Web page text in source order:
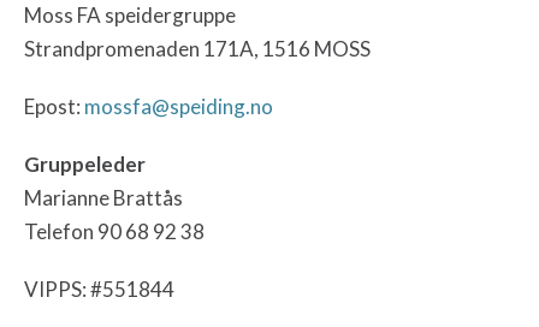
Moss FA speidergruppe
Strandpromenaden 171A, 1516 MOSS
Epost: mossfa@speiding.no
Gruppeleder
Marianne Brattås
Telefon 90 68 92 38
VIPPS: #551844